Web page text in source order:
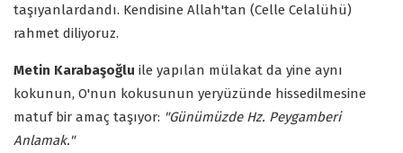
taşıyanlardandı. Kendisine Allah'tan (Celle Celalühü)
rahmet diliyoruz.
Metin Karabaşoğlu ile yapılan mülakat da yine aynı
kokunun, O'nun kokusunun yeryüzünde hissedilmesine
matuf bir amaç taşıyor: "Günümüzde Hz. Peygamberi
Anlamak."